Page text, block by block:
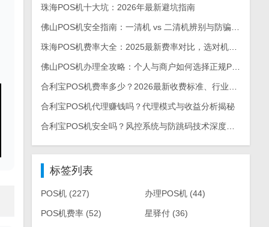
珠海POS机十大坑：2026年最新避坑指南
佛山POS机安全指南：一清机 vs 二清机辨别与防骗手册
珠海POS机费率大全：2025最新费率对比，选对机型每月省上千
佛山POS机办理全攻略：个人与商户如何选择正规POS机
合利宝POS机代理赚钱吗？代理模式与收益分析揭秘
合利宝POS机安全吗？风控系统与防跳码技术深度解析
标签列表
POS机(227) 办理POS机(44)
POS机费率(52) 星驿付(36)